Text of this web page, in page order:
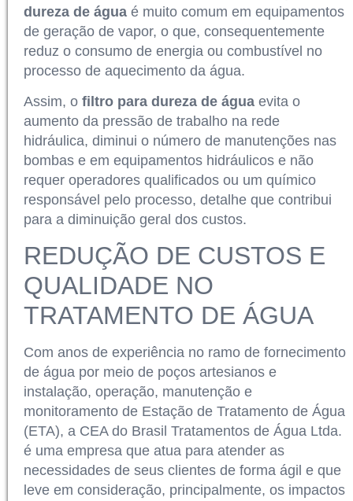
dureza de água é muito comum em equipamentos
de geração de vapor, o que, consequentemente
reduz o consumo de energia ou combustível no
processo de aquecimento da água.
Assim, o filtro para dureza de água evita o
aumento da pressão de trabalho na rede
hidráulica, diminui o número de manutenções nas
bombas e em equipamentos hidráulicos e não
requer operadores qualificados ou um químico
responsável pelo processo, detalhe que contribui
para a diminuição geral dos custos.
REDUÇÃO DE CUSTOS E
QUALIDADE NO
TRATAMENTO DE ÁGUA
Com anos de experiência no ramo de fornecimento
de água por meio de poços artesianos e
instalação, operação, manutenção e
monitoramento de Estação de Tratamento de Água
(ETA), a CEA do Brasil Tratamentos de Água Ltda.
é uma empresa que atua para atender as
necessidades de seus clientes de forma ágil e que
leve em consideração, principalmente, os impactos